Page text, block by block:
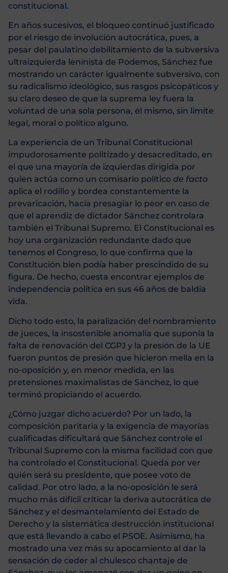
constitucional.
En años sucesivos, el bloqueo continuó justificado
por el riesgo de involución autocrática, pues, a
pesar del paulatino debilitamiento de la subversiva
ultraizquierda leninista de Podemos, Sánchez fue
mostrando un carácter igualmente subversivo, con
su radicalismo ideológico, sus rasgos psicopáticos y
su claro deseo de que la suprema ley fuera la
voluntad de una sola persona, él mismo, sin límite
legal, moral o político alguno.
La experiencia de un Tribunal Constitucional
impudorosamente politizado y desacreditado, en
el que una mayoría de izquierdas dirigida por
quien actúa como un comisario político de facto
aplica el rodillo y bordea constantemente la
prevaricación, hacía presagiar lo peor en caso de
que el aprendiz de dictador Sánchez controlara
también el Tribunal Supremo. El Constitucional es
hoy una organización redundante dado que
tenemos el Congreso, lo que confirma que la
Constitución bien podía haber prescindido de su
figura. De hecho, cuesta encontrar ejemplos de
independencia política en sus 46 años de baldía
vida.
Dicho todo esto, la paralización del nombramiento
de jueces, la insostenible anomalía que suponía la
falta de renovación del CGPJ y la presión de la UE
fueron puntos de presión que hicieron mella en la
no-oposición y, en menor medida, en las
pretensiones maximalistas de Sánchez, lo que
terminó propiciando el acuerdo.
¿Cómo juzgar dicho acuerdo? Por un lado, la
composición paritaria y la exigencia de mayorías
cualificadas dificultará que Sánchez controle el
Tribunal Supremo con la misma facilidad con que
ha controlado el Constitucional. Queda por ver
quién será su presidente, que posee voto de
calidad. Por otro lado, a la no-oposición le será
mucho más difícil criticar la deriva autocrática de
Sánchez y el desmantelamiento del Estado de
Derecho y la sistemática destrucción institucional
que está llevando a cabo el PSOE. Asimismo, ha
mostrado una vez más su apocamiento al dar la
sensación de ceder al chulesco chantaje de